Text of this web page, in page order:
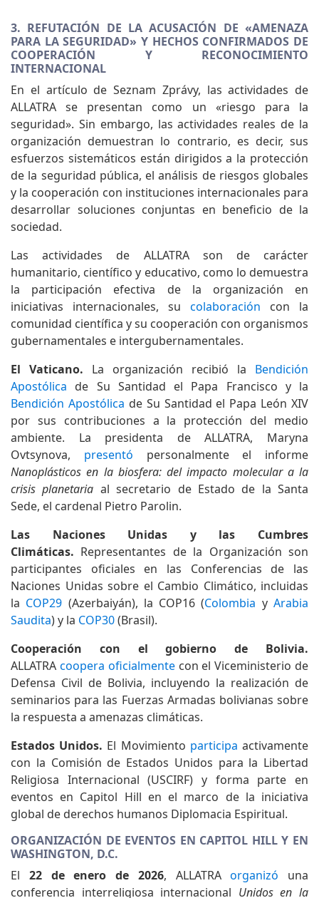
3. REFUTACIÓN DE LA ACUSACIÓN DE «AMENAZA
PARA LA SEGURIDAD» Y HECHOS CONFIRMADOS DE
COOPERACIÓN Y RECONOCIMIENTO
INTERNACIONAL
En el artículo de Seznam Zprávy, las actividades de
ALLATRA se presentan como un «riesgo para la
seguridad». Sin embargo, las actividades reales de la
organización demuestran lo contrario, es decir, sus
esfuerzos sistemáticos están dirigidos a la protección
de la seguridad pública, el análisis de riesgos globales
y la cooperación con instituciones internacionales para
desarrollar soluciones conjuntas en beneficio de la
sociedad.
Las actividades de ALLATRA son de carácter
humanitario, científico y educativo, como lo demuestra
la participación efectiva de la organización en
iniciativas internacionales, su colaboración con la
comunidad científica y su cooperación con organismos
gubernamentales e intergubernamentales.
El Vaticano. La organización recibió la Bendición
Apostólica de Su Santidad el Papa Francisco y la
Bendición Apostólica de Su Santidad el Papa León XIV
por sus contribuciones a la protección del medio
ambiente. La presidenta de ALLATRA, Maryna
Ovtsynova, presentó personalmente el informe
Nanoplásticos en la biosfera: del impacto molecular a la
crisis planetaria al secretario de Estado de la Santa
Sede, el cardenal Pietro Parolin.
Las Naciones Unidas y las Cumbres
Climáticas. Representantes de la Organización son
participantes oficiales en las Conferencias de las
Naciones Unidas sobre el Cambio Climático, incluidas
la COP29 (Azerbaiyán), la COP16 (Colombia yArabia
Saudita) y la COP30(Brasil).
Cooperación con el gobierno de Bolivia.
ALLATRA coopera oficialmentecon el Viceministerio de
Defensa Civil de Bolivia, incluyendo la realización de
seminarios para las Fuerzas Armadas bolivianas sobre
la respuesta a amenazas climáticas.
Estados Unidos. El Movimiento participaactivamente
con la Comisión de Estados Unidos para la Libertad
Religiosa Internacional (USCIRF) y forma parte en
eventos en Capitol Hill en el marco de la iniciativa
global de derechos humanos Diplomacia Espiritual.
ORGANIZACIÓN DE EVENTOS EN CAPITOL HILL Y EN
WASHINGTON, D.C.
El 22 de enero de 2026, ALLATRAorganizó una
conferencia interreligiosa internacional Unidos en la